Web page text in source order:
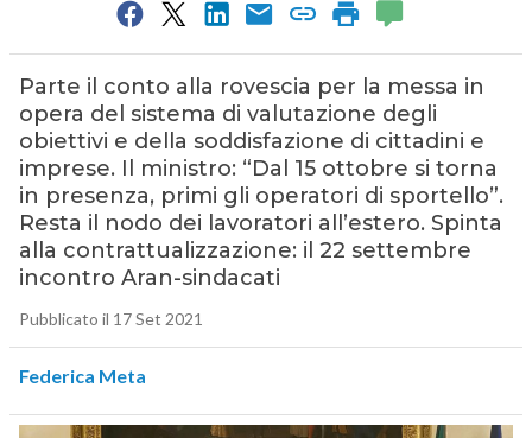
Parte il conto alla rovescia per la messa in
opera del sistema di valutazione degli
obiettivi e della soddisfazione di cittadini e
imprese. Il ministro: “Dal 15 ottobre si torna
in presenza, primi gli operatori di sportello”.
Resta il nodo dei lavoratori all’estero. Spinta
alla contrattualizzazione: il 22 settembre
incontro Aran-sindacati
Pubblicato il 17 Set 2021
Federica Meta